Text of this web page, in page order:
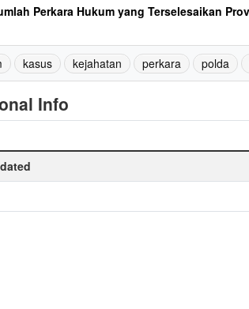
Perkara Hukum yang Terselesaikan
kasus kejahatan perkara polda
Info